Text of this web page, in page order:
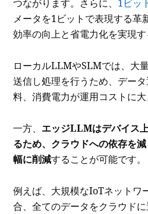
つながります。さらに、 1ビッ
メータを1ビットで表現する革
効率の向上と省電力化を実現す
ローカルLLMやSLMでは、大
送信し処理を行うため、デー
料、消費電力が運用コストに大
一方、 エッジLLMはデバイス
るため、クラウドへの依存を
幅に削減することが可能です。
例えば、大規模なIoTネットワ
合、全てのデータをクラウド